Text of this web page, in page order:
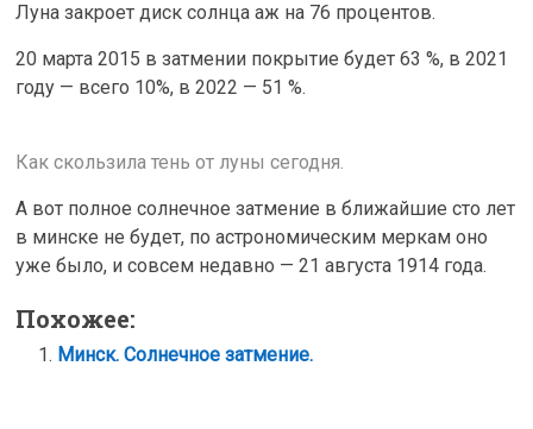
Луна закроет диск солнца аж на 76 процентов.
20 марта 2015 в затмении покрытие будет 63 %, в 2021
году — всего 10%, в 2022 — 51 %.
Как скользила тень от луны сегодня.
А вот полное солнечное затмение в ближайшие сто лет
в минске не будет, по астрономическим меркам оно
уже было, и совсем недавно — 21 августа 1914 года.
Похожее:
Минск. Солнечное затмение.